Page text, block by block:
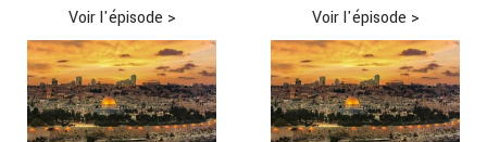
Voir l'épisode > Voir l'épisode >